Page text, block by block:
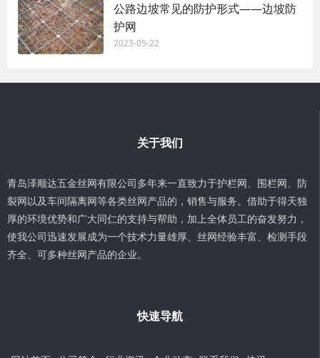
公路边坡常见的防护形式——边坡防
护网
2023-05-22
关于我们
青岛泽顺达五金丝网有限公司多年来一直致力于护栏网、围栏网、防
裂网以及车间隔离网等各类丝网产品的，销售与服务。借助于得天独
厚的环境优势和广大同仁的支持与帮助，加上全体员工的奋发努力，
使我公司迅速发展成为一个技术力量雄厚、丝网经验丰富、检测手段
齐全、可多种丝网产品的企业。
快速导航